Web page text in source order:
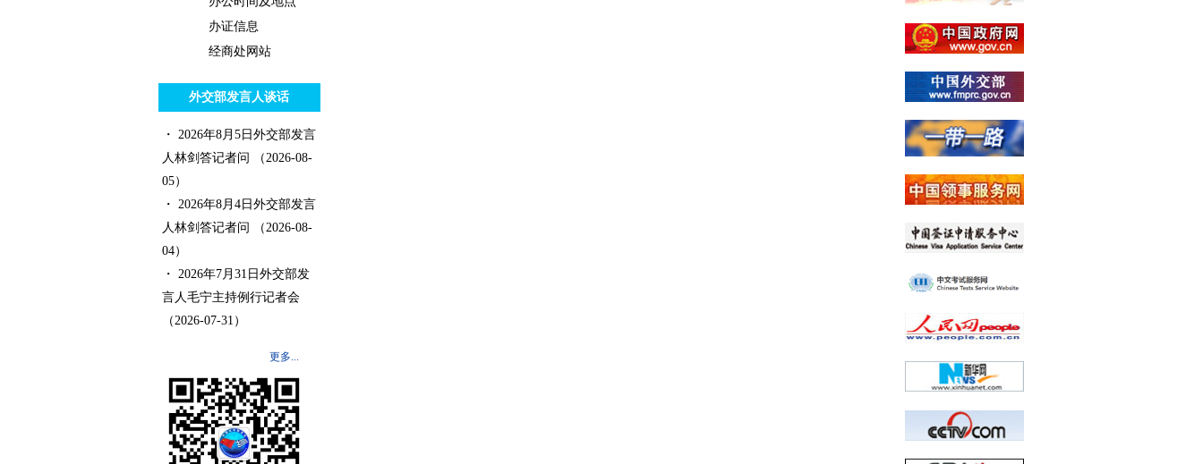
办证信息
经商处网站
外交部发言人谈话
・ 2026年8月5日外交部发言
人林剑答记者问
（2026-08-
05）
・ 2026年8月4日外交部发言
人林剑答记者问
（2026-08-
04）
・ 2026年7月31日外交部发
言人毛宁主持例行记者会
（2026-07-31）
更多...